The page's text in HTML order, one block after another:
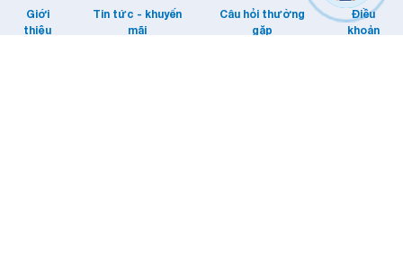
Giới
thiệu
Tin tức - khuyến
mãi
Câu hỏi thường
gặp
Điều
khoản